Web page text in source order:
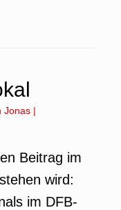
Jonas |
Beitrag im
wird:
im DFB-